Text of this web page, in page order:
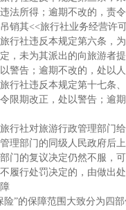
法所得；逾期不改的，责
销其<<旅行社业务经营许可
违反本规定第六条，为
，未为其派出的向旅游者
警告；逾期不改的，处以
违反本规定第十七条、
限期改正，处以警告；逾
对旅游行政管理部门给
理部门的同级人民政府后
门的复议决定仍然不服，
履行处罚决定的，由做出
的保障范围大致分为四部